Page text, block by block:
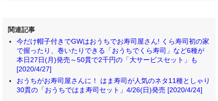
関連記事
今だけ帽子付きでGWはおうちでお寿司屋さん! くら寿司初の家
で握ったり、巻いたりできる「おうちでくら寿司」など6種が
本日27日(月)発売～50貫で2千円の「大サービスセット」も
[2020/4/27]
おうちがお寿司屋さんに！ はま寿司が人気のネタ11種としゃり
30貫の「おうちではま寿司セット」4/26(日)発売 [2020/4/24]